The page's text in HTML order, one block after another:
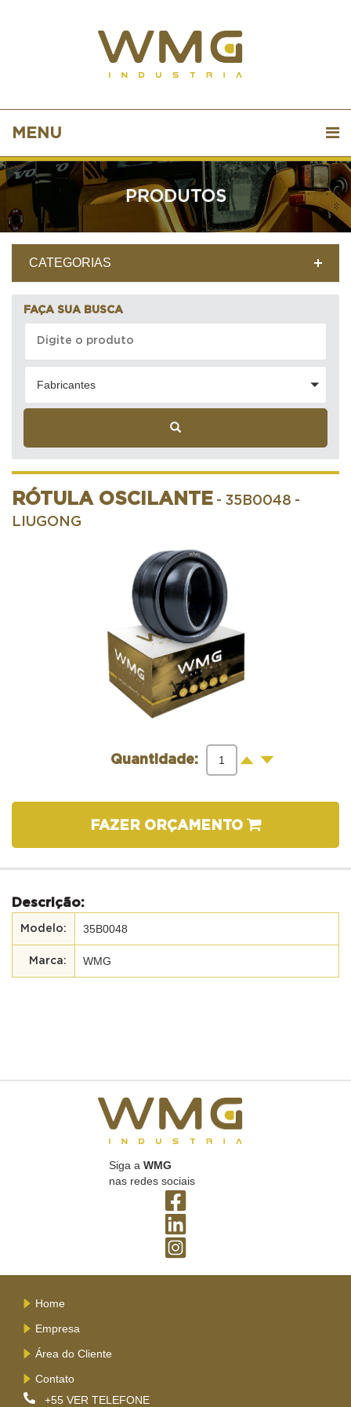
MENU
PRODUTOS
CATEGORIAS
FAÇA SUA BUSCA
Fabricantes
RÓTULA OSCILANTE - 35B0048 -
LIUGONG
Quantidade: + -
FAZER ORÇAMENTO
Descrição:
35B0048
WMG
Siga a WMG
nas redes sociais
Home
Empresa
Área do Cliente
Contato
+55 VER TELEFONE